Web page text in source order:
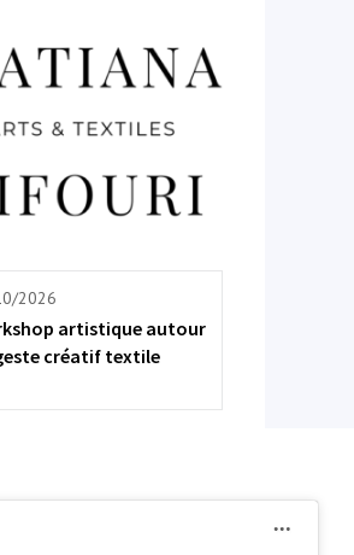
2026
artistique autour
créatif textile